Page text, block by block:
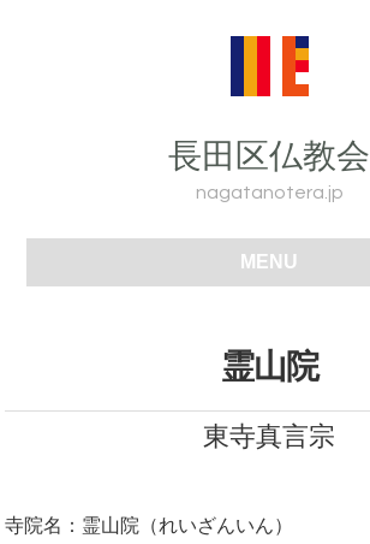
長田区仏教会
nagatanotera.jp
MENU
霊山院
東寺真言宗
寺院名：霊山院（れいざんいん）